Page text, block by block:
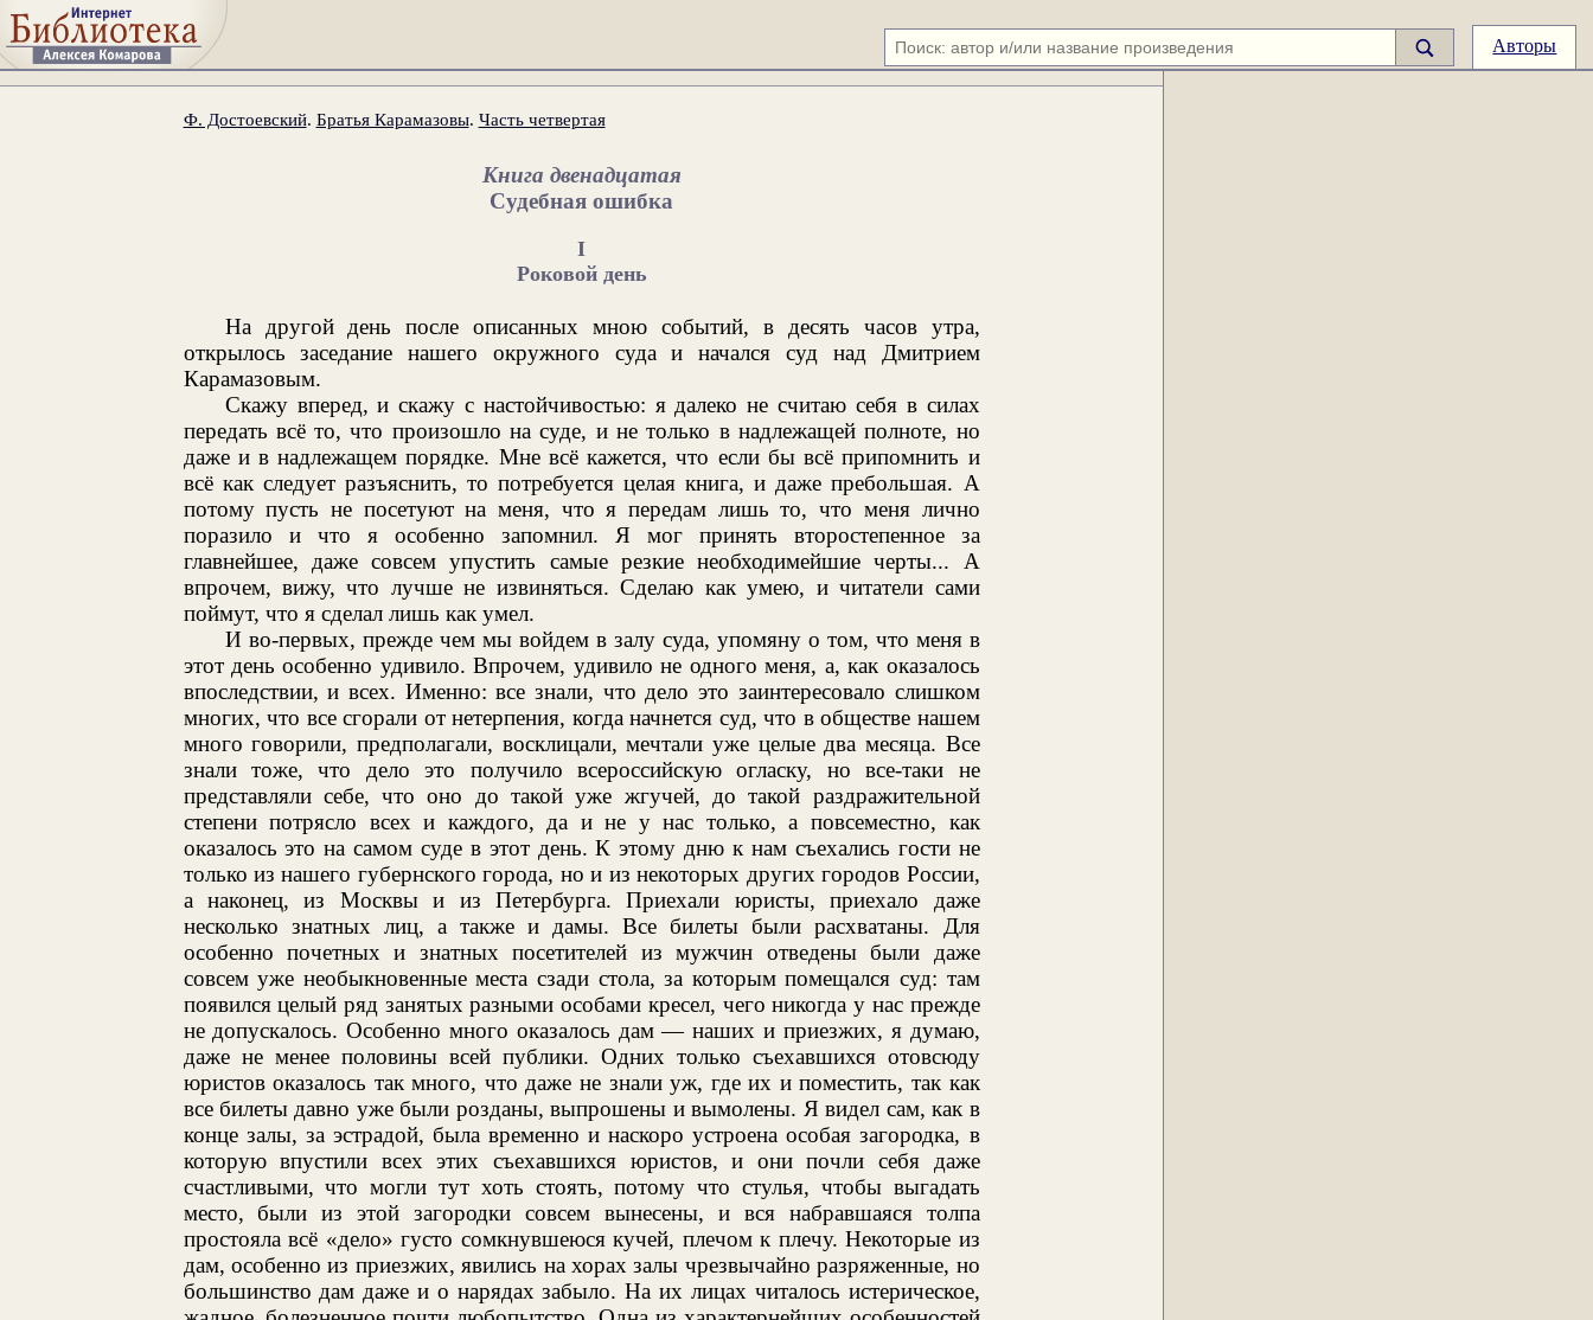
Авторы
Ф. Достоевский. Братья Карамазовы. Часть четвертая
Книга двенадцатая
Судебная ошибка
I
Роковой день
На другой день после описанных мною событий, в десять часов утра,
открылось заседание нашего окружного суда и начался суд над Дмитрием
Карамазовым.
Скажу вперед, и скажу с настойчивостью: я далеко не считаю себя в силах
передать всё то, что произошло на суде, и не только в надлежащей полноте, но
даже и в надлежащем порядке. Мне всё кажется, что если бы всё припомнить и
всё как следует разъяснить, то потребуется целая книга, и даже пребольшая. А
потому пусть не посетуют на меня, что я передам лишь то, что меня лично
поразило и что я особенно запомнил. Я мог принять второстепенное за
главнейшее, даже совсем упустить самые резкие необходимейшие черты... А
впрочем, вижу, что лучше не извиняться. Сделаю как умею, и читатели сами
поймут, что я сделал лишь как умел.
И во-первых, прежде чем мы войдем в залу суда, упомяну о том, что меня в
этот день особенно удивило. Впрочем, удивило не одного меня, а, как оказалось
впоследствии, и всех. Именно: все знали, что дело это заинтересовало слишком
многих, что все сгорали от нетерпения, когда начнется суд, что в обществе нашем
много говорили, предполагали, восклицали, мечтали уже целые два месяца. Все
знали тоже, что дело это получило всероссийскую огласку, но все-таки не
представляли себе, что оно до такой уже жгучей, до такой раздражительной
степени потрясло всех и каждого, да и не у нас только, а повсеместно, как
оказалось это на самом суде в этот день. К этому дню к нам съехались гости не
только из нашего губернского города, но и из некоторых других городов России,
а наконец, из Москвы и из Петербурга. Приехали юристы, приехало даже
несколько знатных лиц, а также и дамы. Все билеты были расхватаны. Для
особенно почетных и знатных посетителей из мужчин отведены были даже
совсем уже необыкновенные места сзади стола, за которым помещался суд: там
появился целый ряд занятых разными особами кресел, чего никогда у нас прежде
не допускалось. Особенно много оказалось дам — наших и приезжих, я думаю,
даже не менее половины всей публики. Одних только съехавшихся отовсюду
юристов оказалось так много, что даже не знали уж, где их и поместить, так как
все билеты давно уже были розданы, выпрошены и вымолены. Я видел сам, как в
конце залы, за эстрадой, была временно и наскоро устроена особая загородка, в
которую впустили всех этих съехавшихся юристов, и они почли себя даже
счастливыми, что могли тут хоть стоять, потому что стулья, чтобы выгадать
место, были из этой загородки совсем вынесены, и вся набравшаяся толпа
простояла всё «дело» густо сомкнувшеюся кучей, плечом к плечу. Некоторые из
дам, особенно из приезжих, явились на хорах залы чрезвычайно разряженные, но
большинство дам даже и о нарядах забыло. На их лицах читалось истерическое,